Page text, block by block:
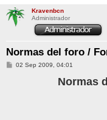
Kravenbcn
Administrador
Normas del foro /
M02 Sep 2009, 04:01
Normas